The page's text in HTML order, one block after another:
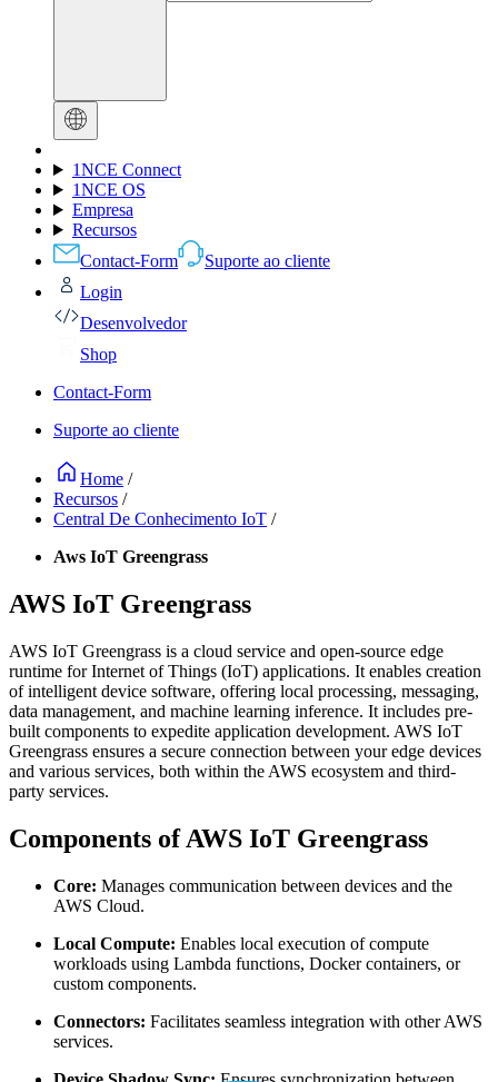
1NCE Connect
1NCE OS
Empresa
Recursos
Contact-Form
Suporte ao cliente
Login
Desenvolvedor
Shop
Contact-Form
Suporte ao cliente
Home /
Recursos /
Central De Conhecimento IoT /
Aws IoT Greengrass
AWS IoT Greengrass
AWS IoT Greengrass is a cloud service and open-source edge
runtime for Internet of Things (IoT) applications. It enables creation
of intelligent device software, offering local processing, messaging,
data management, and machine learning inference. It includes pre-
built components to expedite application development. AWS IoT
Greengrass ensures a secure connection between your edge devices
and various services, both within the AWS ecosystem and third-
party services.
Components of AWS IoT Greengrass
Core: Manages communication between devices and the
AWS Cloud.
Local Compute: Enables local execution of compute
workloads using Lambda functions, Docker containers, or
custom components.
Connectors: Facilitates seamless integration with other AWS
services.